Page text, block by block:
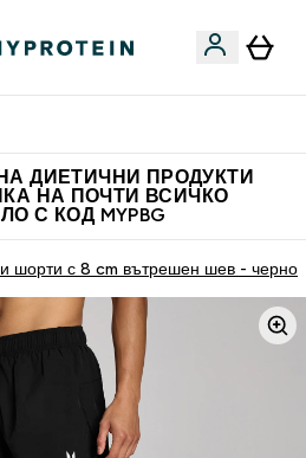
ДИЕТИЧНИ ПРОДУКТИ
НА ПОЧТИ ВСИЧКО
С КОД MYPBG
шорти с 8 cm вътрешен шев - черно